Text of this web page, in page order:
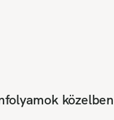
közelben